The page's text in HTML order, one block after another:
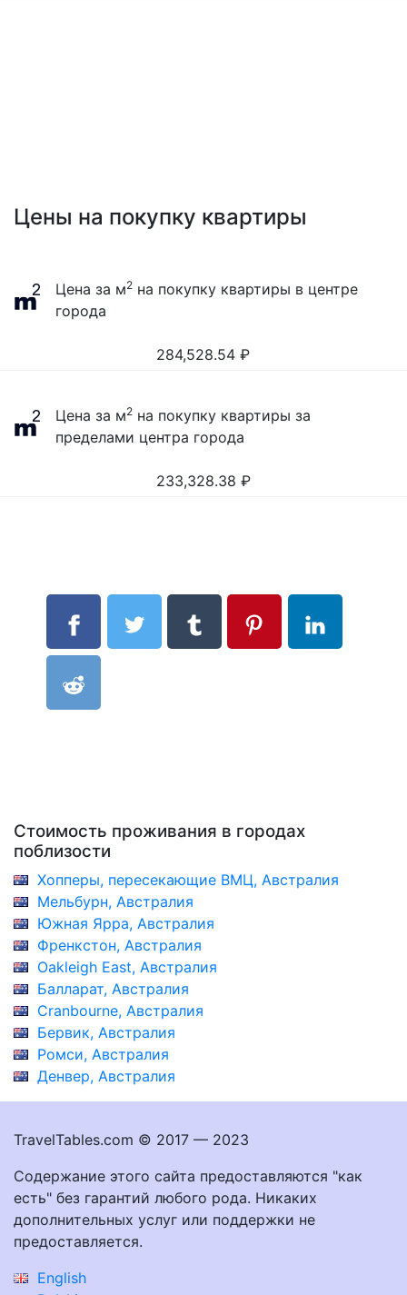
Цены на покупку квартиры
Цена за м2 на покупку квартиры в центре
города
284,528.54 ₽
Цена за м2 на покупку квартиры за
пределами центра города
233,328.38 ₽
Стоимость проживания в городах
поблизости
Хопперы, пересекающие ВМЦ, Австралия
Мельбурн, Австралия
Южная Ярра, Австралия
Френкстон, Австралия
Oakleigh East, Австралия
Балларат, Австралия
Cranbourne, Австралия
Бервик, Австралия
Ромси, Австралия
Денвер, Австралия
TravelTables.com © 2017 — 2023
Содержание этого сайта предоставляются "как
есть" без гарантий любого рода. Никаких
дополнительных услуг или поддержки не
предоставляется.
English